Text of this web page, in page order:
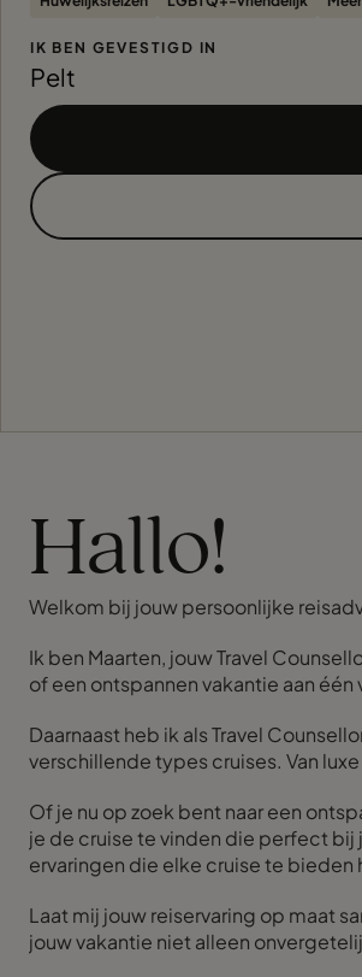
IK BEN GEVESTIGD IN
Pelt
Hallo!
Welkom bij jouw persoonlijke
Ik ben Maarten, jouw Travel
of een ontspannen vakantie aan één
Daarnaast heb ik als Travel
verschillende types cruises. Van
Of je nu op zoek bent naar een
je de cruise te vinden die perfect bij
ervaringen die elke cruise te bieden
Laat mij jouw reiservaring op maat
jouw vakantie niet alleen